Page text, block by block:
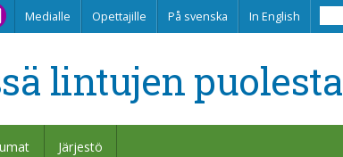
Medialle Opettajille På svenska In English
lintujen puolesta
Järjestö